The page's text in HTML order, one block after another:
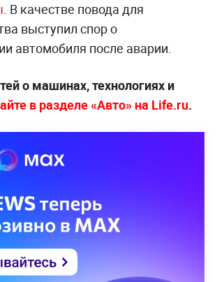
. В качестве повода для
выступил спор о
автомобиля после аварии.
о машинах, технологиях и
в разделе «Авто» на Life.ru.